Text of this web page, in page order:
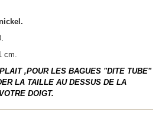
cm.
,POUR LES BAGUES "DITE TUBE"
LA TAILLE AU DESSUS DE LA
DOIGT.